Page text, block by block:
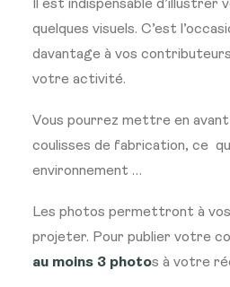
Il est indispensable
quelques visuels. C’est
davantage à vos
votre activité.
Vous pourrez mettre en
coulisses de fabrication, ce
environnement …
Les photos permettront à
projeter. Pour publier votre
au moins 3 photos à votre